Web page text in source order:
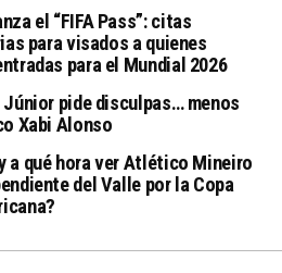
el “FIFA Pass”: citas
para visados a quienes
para el Mundial 2026
pide disculpas… menos
Xabi Alonso
a qué hora ver Atlético Mineiro
del Valle por la Copa